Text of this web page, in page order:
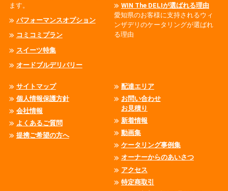
ます。
パフォーマンスオプション
コミコミプラン
スイーツ特集
オードブルデリバリー
WIN The DELIが選ばれる理由
愛知県のお客様に支持されるウィ
ンザデリのケータリングが選ばれ
る理由
サイトマップ
個人情報保護方針
会社情報
よくあるご質問
提携ご希望の方へ
配達エリア
お問い合わせ
お見積り
新着情報
動画集
ケータリング事例集
オーナーからのあいさつ
アクセス
特定商取引